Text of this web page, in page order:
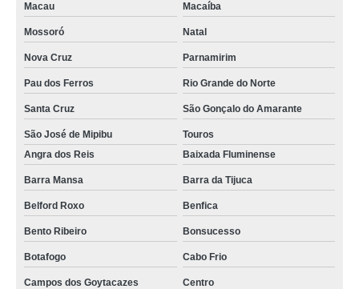
Macau Macaíba
Mossoró Natal
Nova Cruz Parnamirim
Pau dos Ferros Rio Grande do Norte
Santa Cruz São Gonçalo do Amarante
São José de Mipibu
Touros
Angra dos Reis
Baixada Fluminense
Barra Mansa Barra da Tijuca
Belford Roxo Benfica
Bento Ribeiro Bonsucesso
Botafogo Cabo Frio
Campos dos Goytacazes Centro